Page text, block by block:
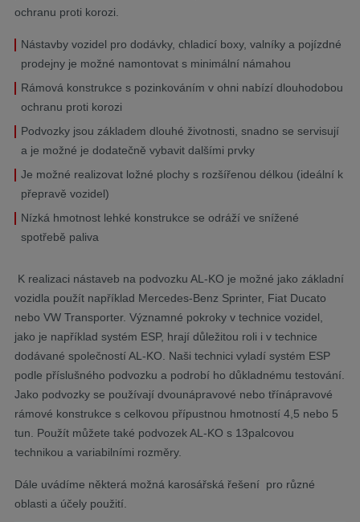
ochranu proti korozi.
Nástavby vozidel pro dodávky, chladicí boxy, valníky a pojízdné
prodejny je možné namontovat s minimální námahou
Rámová konstrukce s pozinkováním v ohni nabízí dlouhodobou
ochranu proti korozi
Podvozky jsou základem dlouhé životnosti, snadno se servisují
a je možné je dodatečně vybavit dalšími prvky
Je možné realizovat ložné plochy s rozšířenou délkou (ideální k
přepravě vozidel)
Nízká hmotnost lehké konstrukce se odráží ve snížené
spotřebě paliva
K realizaci nástaveb na podvozku AL-KO je možné jako základní
vozidla použít například Mercedes-Benz Sprinter, Fiat Ducato
nebo VW Transporter. Významné pokroky v technice vozidel,
jako je například systém ESP, hrají důležitou roli i v technice
dodávané společností AL-KO. Naši technici vyladí systém ESP
podle příslušného podvozku a podrobí ho důkladnému testování.
Jako podvozky se používají dvounápravové nebo třínápravové
rámové konstrukce s celkovou přípustnou hmotností 4,5 nebo 5
tun. Použít můžete také podvozek AL-KO s 13palcovou
technikou a variabilními rozměry.
Dále uvádíme některá možná karosářská řešení pro různé
oblasti a účely použití.